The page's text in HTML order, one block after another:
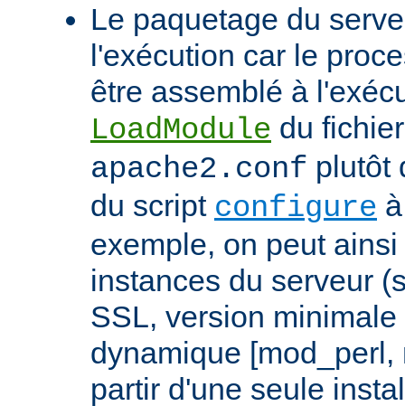
Le paquetage du
l'exécution car le
être assemblé à
LoadModule du
apache2.conf plutôt
du script configure
exemple, on peut
instances du serveur
SSL, version
dynamique
partir d'une seule